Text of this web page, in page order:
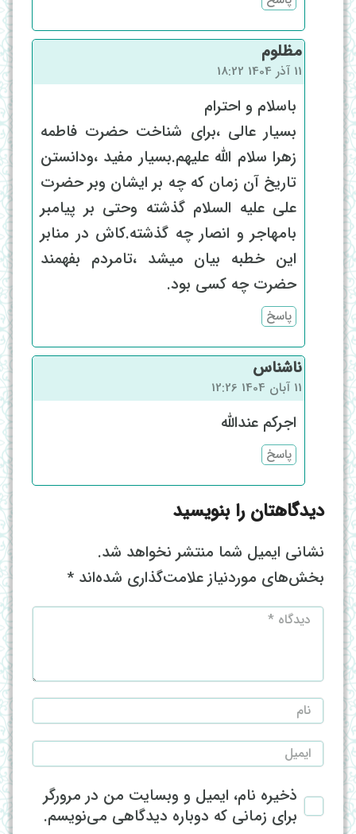
مظلوم
11 آذر 1404 18:22
باسلام و احترام
بسیار عالی ،برای شناخت حضرت فاطمه
زهرا سلام الله علیهم.بسیار مفید ،ودانستن
تاریخ آن زمان که چه بر ایشان وبر حضرت
علی علیه السلام گذشته وحتی بر پیامبر
بامهاجر و انصار چه گذشته.کاش در منابر
این خطبه بیان میشد ،تامردم بفهمند
حضرت چه کسی بود.
پاسخ
ناشناس
11 آبان 1404 12:26
اجرکم عندالله
پاسخ
دیدگاهتان را بنویسید
نشانی ایمیل شما منتشر نخواهد شد.
بخش‌های موردنیاز علامت‌گذاری شده‌اند *
ذخیره نام، ایمیل و وبسایت من در مرورگر
برای زمانی که دوباره دیدگاهی می‌نویسم.